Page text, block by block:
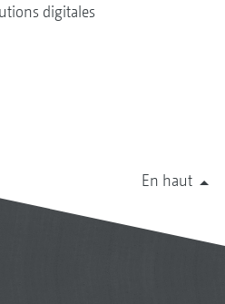
digitales
En haut